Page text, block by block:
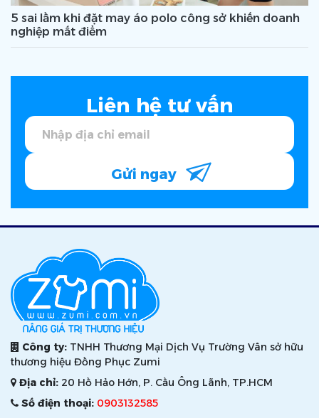
5 sai lầm khi đặt may áo polo công sở khiến doanh
nghiệp mất điểm
Liên hệ tư vấn
Gửi ngay
Công ty: TNHH Thương Mại Dịch Vụ Trường Vân sở hữu
thương hiệu Đồng Phục Zumi
Địa chỉ: 20 Hồ Hảo Hớn, P. Cầu Ông Lãnh, TP.HCM
Số điện thoại: 0903132585